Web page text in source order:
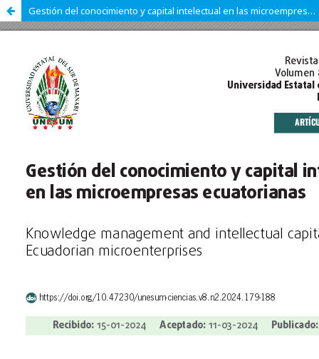
Gestión del conocimiento y capital intelectual en las microempresas ecuatorianas